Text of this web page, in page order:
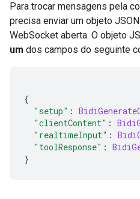
Para trocar mensagens pela
precisa enviar um objeto
WebSocket aberta. O objeto
um dos campos do seguinte
{
"setup" :
"clientContent" :
"realtimeInput" :
"toolResponse" :
}